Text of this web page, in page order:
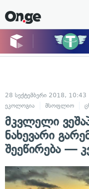
28 სექტემბერი 2018, 10:43
ეკოლოგია
მსოფლიო
მკვლელი
ნახევარი
შეეწირება —